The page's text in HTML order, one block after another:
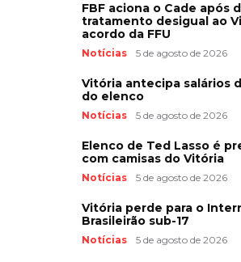
FBF aciona o Cade após
tratamento desigual ao
acordo da FFU
Notícias 5 de agosto de 2026
Vitória antecipa salários
do elenco
Notícias 5 de agosto de 2026
Elenco de Ted Lasso é
com camisas do Vitória
Notícias 5 de agosto de 2026
Vitória perde para o
Brasileirão sub-17
Notícias 5 de agosto de 2026